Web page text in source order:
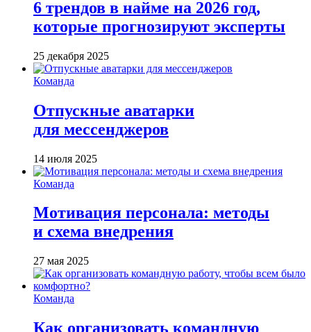
6 трендов в найме на 2026 год,
которые прогнозируют эксперты
25 декабря 2025
Команда
Отпускные аватарки
для мессенджеров
14 июля 2025
Команда
Мотивация персонала: методы
и схема внедрения
27 мая 2025
Команда
Как организовать командную